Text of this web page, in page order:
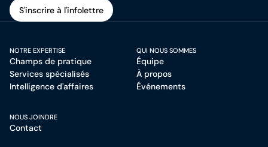
S'inscrire à l'infolettre
NOTRE EXPERTISE
Champs de pratique
Services spécialisés
Intelligence d'affaires
QUI NOUS SOMMES
Équipe
À propos
Événements
NOUS JOINDRE
Contact